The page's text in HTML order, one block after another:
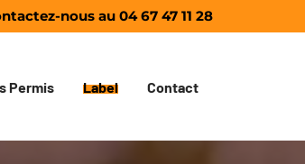
nous au 04 67 47 11 28
Permis Label Contact